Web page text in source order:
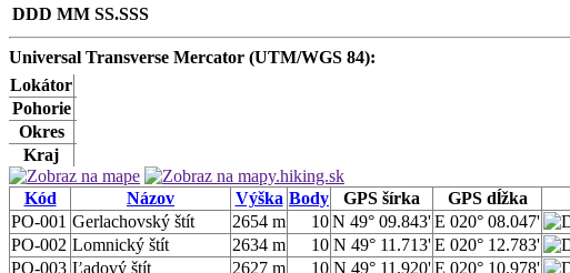
DDD MM SS.SSS
Universal Transverse Mercator (UTM/WGS 84):
Lokátor
Pohorie
Okres
Kraj
Kód Názov Výška Body GPS šírka GPS dĺžka
PO-001 Gerlachovský štít 2654 m 10N 49° 09.843'E 020° 08.047'
PO-002 Lomnický štít 2634 m 10 N 49° 11.713'E 020° 12.783'
PO-003 Ľadový štít 2627 m 10 N 49° 11.920'E 020° 10.978'